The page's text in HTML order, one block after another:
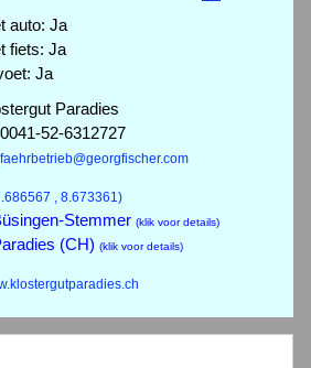
auto: Ja
fiets: Ja
Ja
Paradies
0041-52-6312727
faehrbetrieb@georgfischer.com
, 8.673361)
Stemmer (klik voor details)
(CH) (klik voor details)